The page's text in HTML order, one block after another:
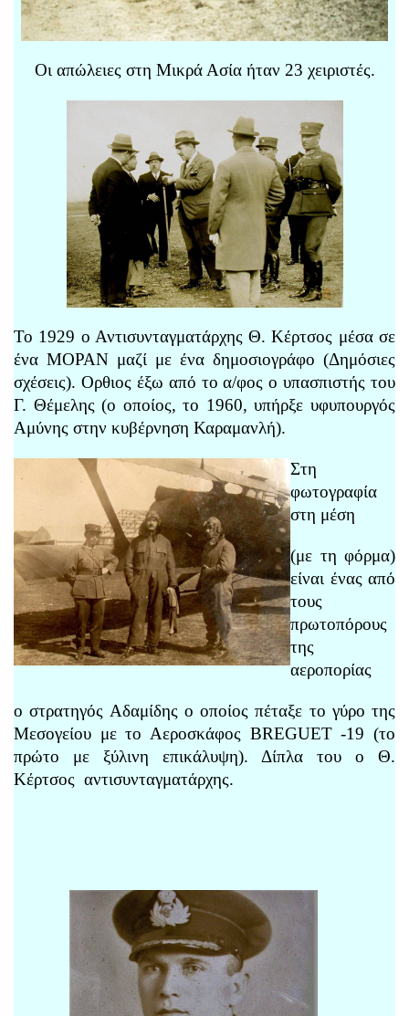
Οι απώλειες στη Μικρά Ασία ήταν 23 χειριστές.
Το 1929 ο Αντισυνταγματάρχης Θ. Κέρτσος μέσα σε
ένα ΜΟΡΑΝ μαζί με ένα δημοσιογράφο (Δημόσιες
σχέσεις). Ορθιος έξω από το α/φος ο υπασπιστής του
Γ. Θέμελης (ο οποίος, το 1960, υπήρξε υφυπουργός
Αμύνης στην κυβέρνηση Καραμανλή).
Στη
φωτογραφία
στη μέση
(με τη φόρμα)
είναι ένας από
τους
πρωτοπόρους
της
αεροπορίας
ο στρατηγός Αδαμίδης ο οποίος πέταξε το γύρο της
Μεσογείου με το Αεροσκάφος BREGUET -19 (το
πρώτο με ξύλινη επικάλυψη). Δίπλα του ο Θ.
Κέρτσος αντισυνταγματάρχης.